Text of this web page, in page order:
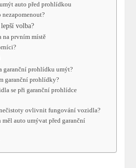
auto před prohlídkou
nezapomenout?
volba?
na prvním místě
garanční prohlídku umýt?
garanční prohlídky?
se při garanční prohlídce
ovlivnit fungování vozidla?
měl auto umývat před garanční